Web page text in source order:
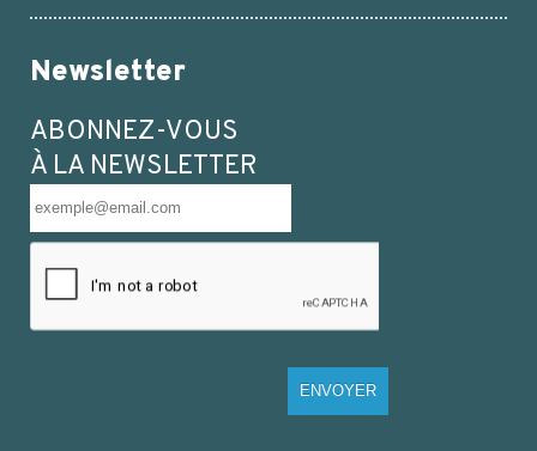
Newsletter
ABONNEZ-VOUS
À LA NEWSLETTER
ENVOYER